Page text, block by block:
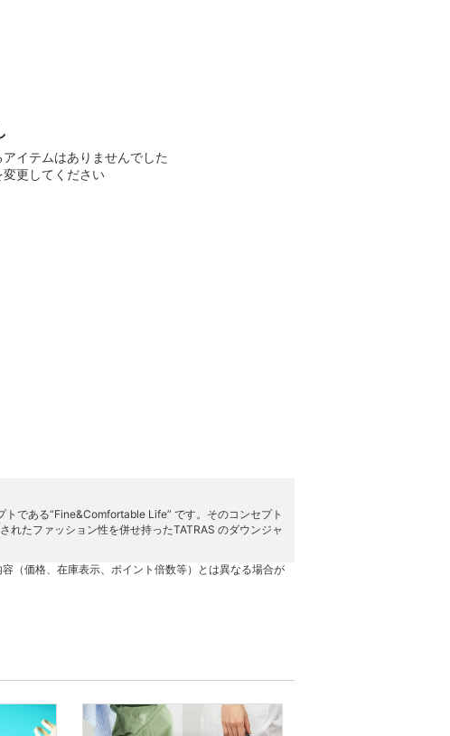
イテムはありませんでした
更してください
である“Fine&Comfortable Life” です。そのコンセプト
れたファッション性を併せ持ったTATRAS のダウンジャ
（価格、在庫表示、ポイント倍数等）とは異なる場合が